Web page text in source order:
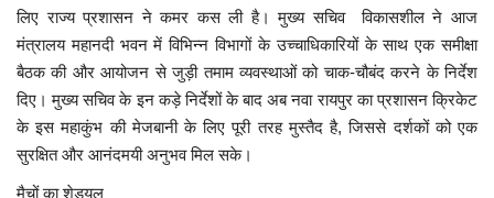
वीडियो
ज्योतिष
संस्कृति मंच
लिए राज्य प्रशासन ने कमर कस ली है। मुख्य सचिव विकासशील ने आज
मंत्रालय महानदी भवन में विभिन्न विभागों के उच्चाधिकारियों के साथ एक समीक्षा
बैठक की और आयोजन से जुड़ी तमाम व्यवस्थाओं को चाक-चौबंद करने के निर्देश
दिए। मुख्य सचिव के इन कड़े निर्देशों के बाद अब नवा रायपुर का प्रशासन क्रिकेट
के इस महाकुंभ की मेजबानी के लिए पूरी तरह मुस्तैद है, जिससे दर्शकों को एक
सुरक्षित और आनंदमयी अनुभव मिल सके।
मैचों का शेड्यूल